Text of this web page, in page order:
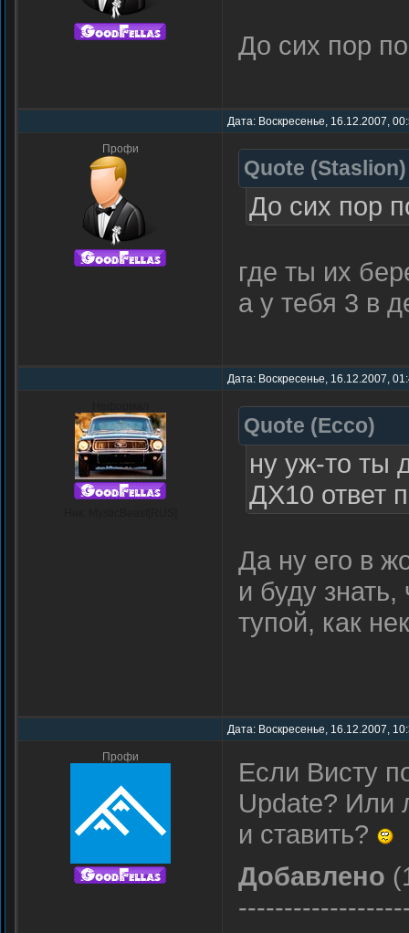
До сих пор
Дата: Воскресенье, 16.12.2007,
Профи
Quote (Staslion)
До сих пор
где ты их
а у тебя 3 в
Дата: Воскресенье, 16.12.2007,
Quote (Ecco)
ну уж-то ты
ДХ10 ответ
Да ну его в
и буду
тупой, как
Дата: Воскресенье, 16.12.2007,
Профи
Если Висту
Update? Или
и ставить?
Добавлено